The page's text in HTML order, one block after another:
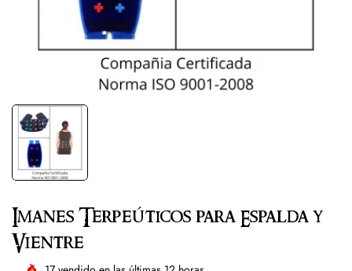
Imanes Terpeúticos para Espalda y
Vientre